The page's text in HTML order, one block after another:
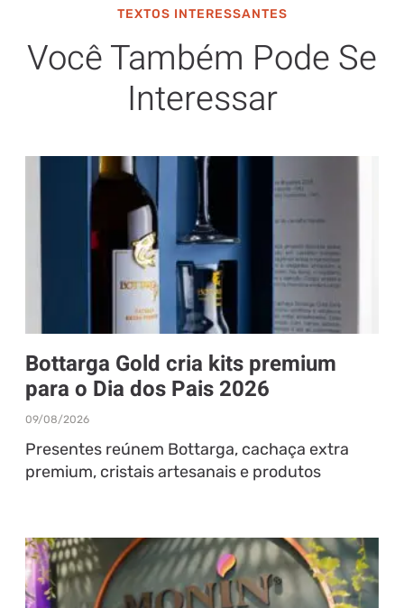
TEXTOS INTERESSANTES
Você Também Pode Se
Interessar
Bottarga Gold cria kits premium
para o Dia dos Pais 2026
09/08/2026
Presentes reúnem Bottarga, cachaça extra
premium, cristais artesanais e produtos